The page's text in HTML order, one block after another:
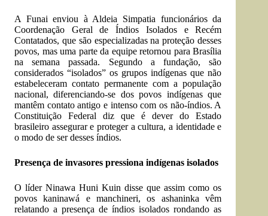
A Funai enviou à Aldeia Simpatia funcionários da
Coordenação Geral de Índios Isolados e Recém
Contatados, que são especializadas na proteção desses
povos, mas uma parte da equipe retornou para Brasília
na semana passada. Segundo a fundação, são
considerados “isolados” os grupos indígenas que não
estabeleceram contato permanente com a população
nacional, diferenciando-se dos povos indígenas que
mantêm contato antigo e intenso com os não-índios. A
Constituição Federal diz que é dever do Estado
brasileiro assegurar e proteger a cultura, a identidade e
o modo de ser desses índios.
Presença de invasores pressiona indígenas isolados
O líder Ninawa Huni Kuin disse que assim como os
povos kaninawá e manchineri, os ashaninka vêm
relatando a presença de índios isolados rondando as